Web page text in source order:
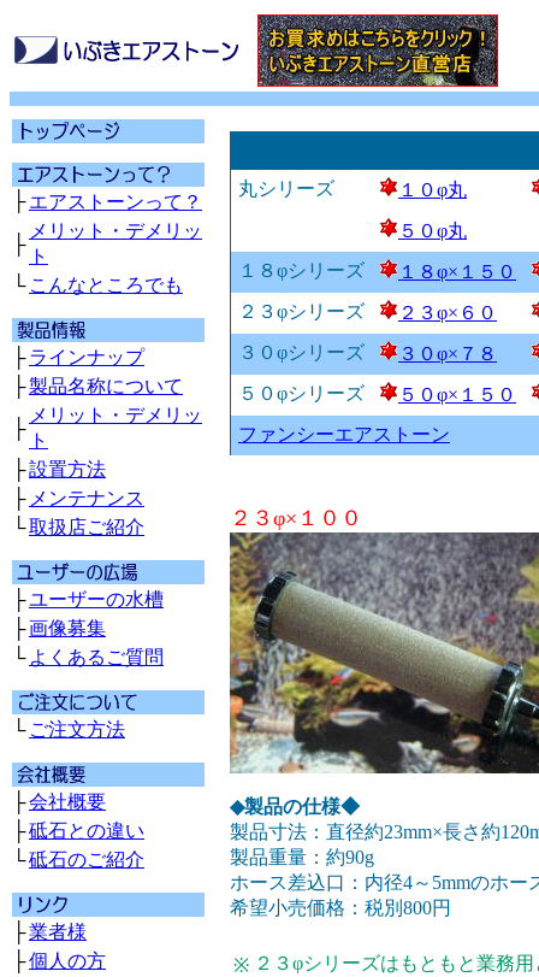
├ エアストーンって？
├
メリット・デメリッ
ト
└ こんなところでも
├ ラインナップ
├製品名称について
├
メリット・デメリッ
ト
├設置方法
├ メンテナンス
└取扱店ご紹介
├ユーザーの水槽
├画像募集
└ よくあるご質問
└ ご注文方法
├会社概要
├砥石との違い
└砥石のご紹介
├業者様
├個人の方
丸シリーズ
１０φ丸
５０φ丸
１８φシリーズ
１８φ×１５０
２３φシリーズ
２３φ×６０
３０φシリーズ
３０φ×７８
５０φシリーズ
５０φ×１５０
ファンシーエアストーン
２３φ×１００
◆製品の仕様◆
製品寸法：直径約23mm×長さ約
製品重量：約90g
ホース差込口：内径4～5mmのホー
希望小売価格：税別800円
※ ２３φシリーズはもともと業務